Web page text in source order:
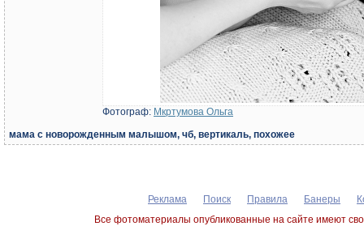
Фотограф: Мкртумова Ольга
мама с новорожденным малышом, чб, вертикаль, похожее
Реклама Поиск Правила Банеры
Все фотоматериалы опубликованные на сайте имеют